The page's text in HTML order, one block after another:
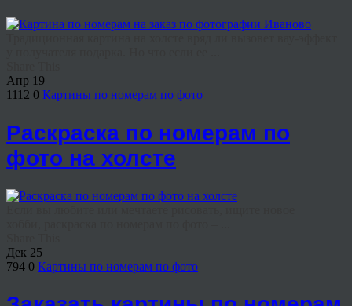
Апр 19
1112 0 Картины по номерам по фото
Раскраска по номерам по
фото на холсте
Дек 25
794 0 Картины по номерам по фото